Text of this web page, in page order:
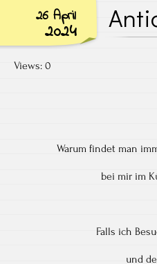
26 April
2024
Views: 0
Warum findet man
bei mir im
Falls ich
und